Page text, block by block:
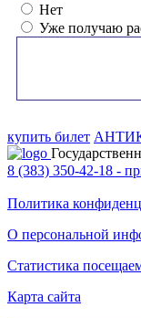
Нет
Уже получаю
купить билет
8 (383) 350-42-18 -
Политика
О персональной
Статистика
Карта сайта